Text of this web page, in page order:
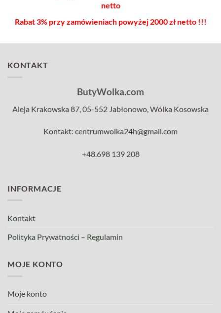
netto
Rabat 3% przy zamówieniach powyżej 2000 zł netto !!!
KONTAKT
ButyWolka.com
Aleja Krakowska 87, 05-552 Jabłonowo, Wólka Kosowska
Kontakt: centrumwolka24h@gmail.com
+48.698 139 208
INFORMACJE
Kontakt
Polityka Prywatności – Regulamin
MOJE KONTO
Moje konto